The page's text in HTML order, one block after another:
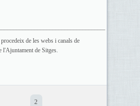
de les webs i canals de
l'Ajuntament de Sitges.
2